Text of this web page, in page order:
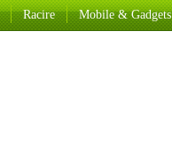
Racire Mobile & Gadgets